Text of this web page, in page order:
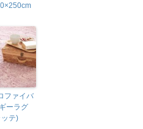
ファイバ
ーラグ
ッテ)